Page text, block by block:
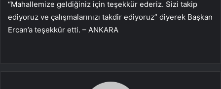
“Mahallemize geldiğiniz için teşekkür ederiz. Sizi takip
ediyoruz ve çalışmalarınızı takdir ediyoruz” diyerek Başkan
Ercan’a teşekkür etti. – ANKARA